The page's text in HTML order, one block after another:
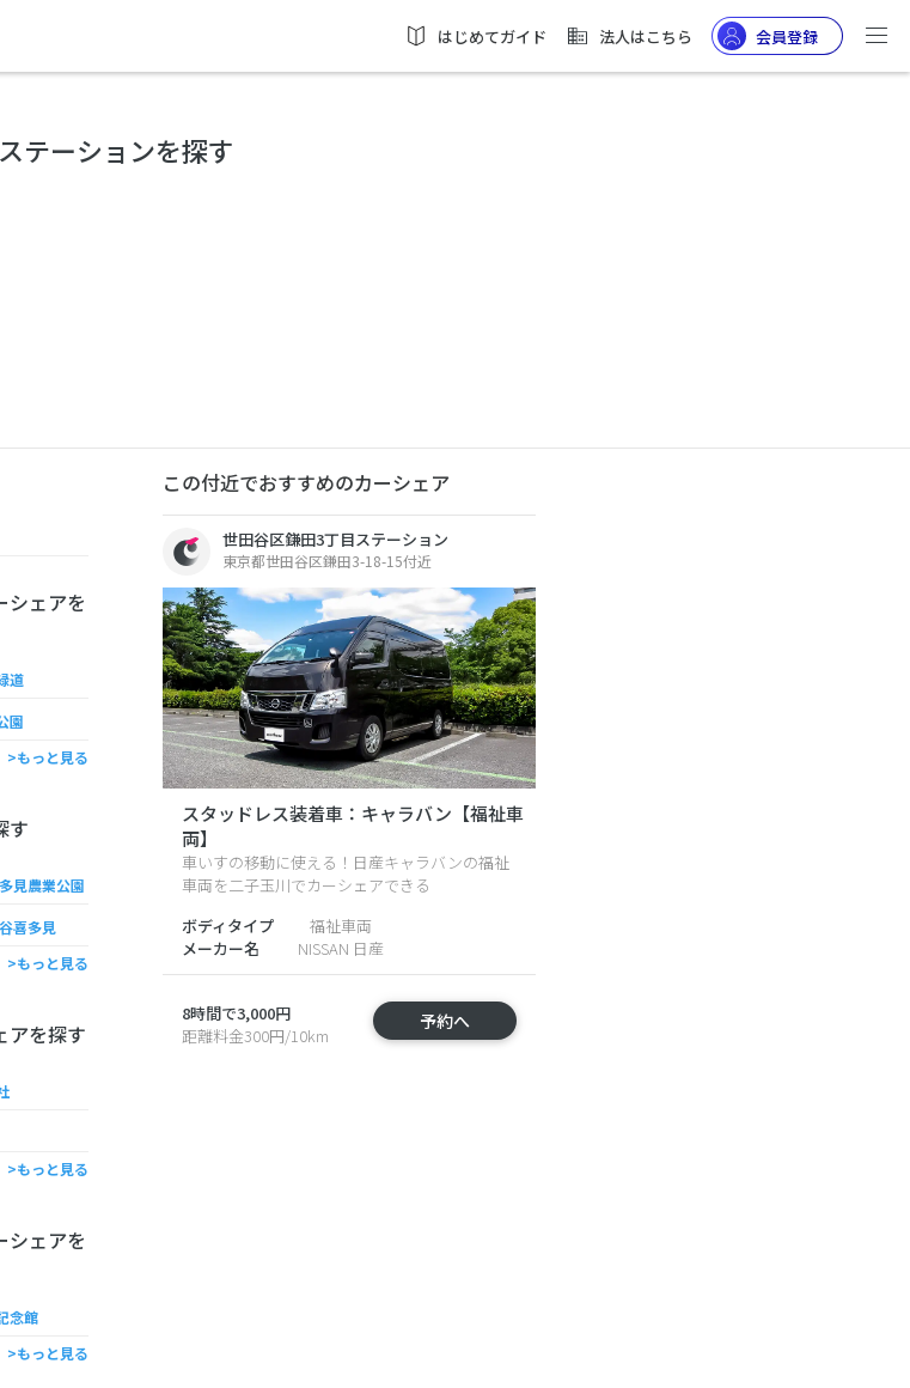
はじめてガイド 法人はこちら 会員登録
テーションを探す
シェアを
道
園
>もっと見る
す
見農業公園
喜多見
>もっと見る
アを探す
>もっと見る
シェアを
念館
>もっと見る
この付近でおすすめのカーシェア
世田谷区鎌田3丁目ステーション
東京都世田谷区鎌田3-18-15付近
スタッドレス装着車：キャラバン【福祉車
両】
車いすの移動に使える！日産キャラバンの福祉
車両を二子玉川でカーシェアできる
ボディタイプ
メーカー名
福祉車両
NISSAN 日産
8時間で3,000円
距離料金300円/10km
予約へ